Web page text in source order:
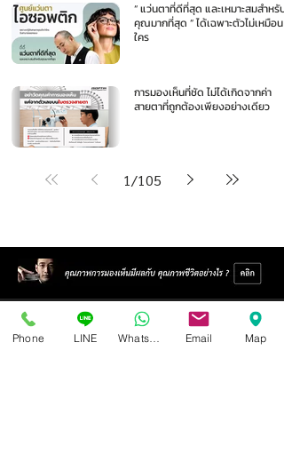
“ แว่นตาที่ดีที่สุด และเหมาะสมสำหรับ
คุณมากที่สุด ” ได้เฉพาะตัวไม่เหมือน
ใคร
การมองเห็นที่ชัด ไม่ได้เกิดจากค่า
สายตาที่ถูกต้องเพียงอย่างเดียว
1/105
Phone LINE Email Map